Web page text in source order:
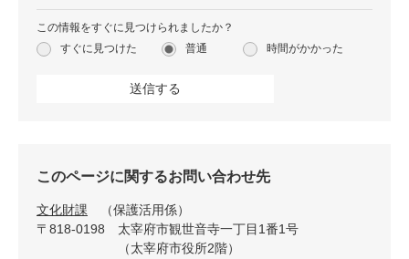
この情報をすぐに見つけられましたか？
すぐに見つけた
普通 時間がかかった
このページに関するお問い合わせ先
文化財課
保護活用係
〒818-0198
太宰府市観世音寺一丁目1番1号
（太宰府市役所2階）